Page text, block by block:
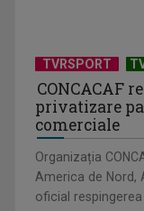
TVRSPORT
CONCACAF
privatizare
comerciale
Organizația
America de Nord,
oficial respingerea